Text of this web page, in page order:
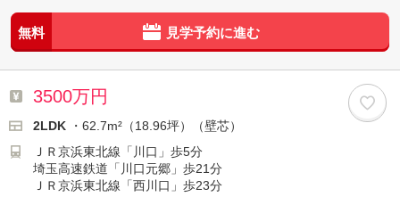
無料 見学予約に進む
3500万円
2LDK
・62.7m²（18.96坪）（壁芯）
ＪＲ京浜東北線「川口」歩5分
埼玉高速鉄道「川口元郷」歩21分
ＪＲ京浜東北線「西川口」歩23分